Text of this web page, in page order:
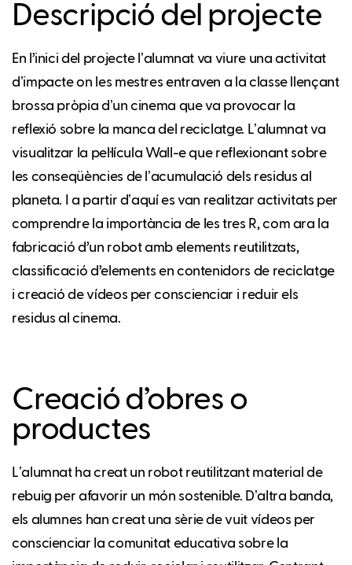
Descripció del projecte
En l’inici del projecte lʼalumnat va viure una activitat
dʼimpacte on les mestres entraven a la classe llençant
brossa pròpia dʼun cinema que va provocar la
reflexió sobre la manca del reciclatge. Lʼalumnat va
visualitzar la pel·lícula Wall-e que reflexionant sobre
les conseqüències de lʼacumulació dels residus al
planeta. I a partir dʼaquí es van realitzar activitats per
comprendre la importància de les tres R, com ara la
fabricació d’un robot amb elements reutilitzats,
classificació d’elements en contenidors de reciclatge
i creació de vídeos per conscienciar i reduir els
residus al cinema.
Creació d’obres o
productes
Lʼalumnat ha creat un robot reutilitzant material de
rebuig per afavorir un món sostenible. Dʼaltra banda,
els alumnes han creat una sèrie de vuit vídeos per
conscienciar la comunitat educativa sobre la